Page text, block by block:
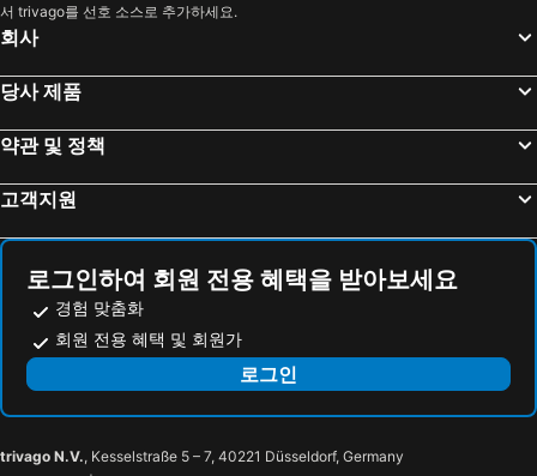
Nine Tree by Parnas Seoul Dongdaemun
호텔 밀리오레 서울
ibis Ambassador Seoul Insadong
Four Points by Sheraton Seoul, Guro
CS 프리미어 호텔
뉴서울 호텔
T 호텔 종로
호텔 아마레
Amare Hotel Jongno
The Post Hotel
THE EXTAY Lounge Jongno
Hotel Rian
The May Hotel
잠실 야구경기장
월미도
마포구
경포해수욕장
수원역
인사동
잠실종합운동장
라까사호텔 광명
송파구
동대문시장
동대문시장
서초구
구로구
을지로
창경궁
서 trivago를 선호 소스로 추가하세요.
회사
당사 제품
약관 및 정책
고객지원
로그인하여 회원 전용 혜택을 받아보세요
경험 맞춤화
회원 전용 혜택 및 회원가
로그인
trivago N.V., Kesselstraße 5 – 7, 40221 Düsseldorf, Germany